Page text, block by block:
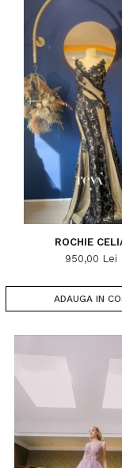
ROCHIE
950,00 Lei
ADAUGA IN